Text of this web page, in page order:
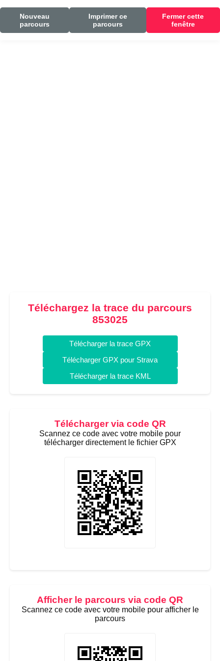
Nouveau
parcours
Imprimer ce
parcours
Fermer cette
fenêtre
Téléchargez la trace du parcours
853025
Télécharger la trace GPX
Télécharger GPX pour Strava
Télécharger la trace KML
Télécharger via code QR
Scannez ce code avec votre mobile pour
télécharger directement le fichier GPX
Afficher le parcours via code QR
Scannez ce code avec votre mobile pour afficher le
parcours